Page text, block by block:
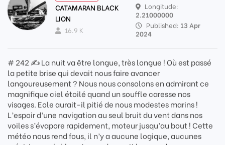
CATAMARAN BLACK
LION
16.9 K
Longitude:
2.21000000
Published: 13 Apr
2024
# 242 ✍️ La nuit va être longue, très longue ! Où est passé
la petite brise qui devait nous faire avancer
langoureusement ? Nous nous consolons en admirant ce
magnifique ciel étoilé quand un souffle caresse nos
visages. Eole aurait-il pitié de nous modestes marins !
L’espoir d’une navigation au seul bruit du vent dans nos
voiles s’évapore rapidement, moteur jusqu’au bout ! Cette
météo nous rend fous, il n’y a aucune logique, aucunes